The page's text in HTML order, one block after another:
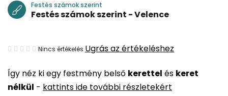
Így néz ki egy festmény belső kerettel és keret
nélkül - kattints ide további részletekért
Festés számok szerint
Festés számok szerint - Velence
A
átlagos
értékelése
Nincs értékelés Ugrás az értékeléshez